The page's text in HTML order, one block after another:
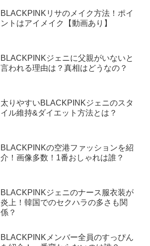
BLACKPINKリサのメイク方法！ポイ
ントはアイメイク【動画あり】
BLACKPINKジェニに父親がいないと
言われる理由は？真相はどうなの？
太りやすいBLACKPINKジェニのスタ
イル維持&ダイエット方法とは？
BLACKPINKの空港ファッションを紹
介！画像多数！1番おしゃれは誰？
BLACKPINKジェニのナース服衣装が
炎上！韓国でのセクハラの多さも関
係？
BLACKPINKメンバー全員のすっぴん